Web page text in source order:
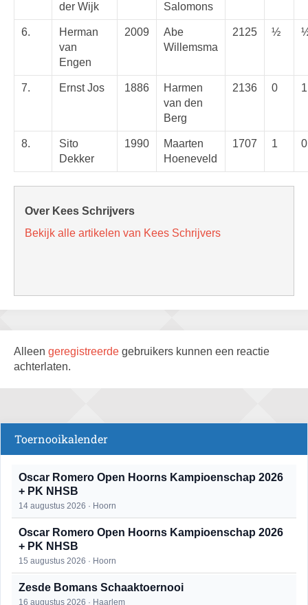
der Wijk
Salomons
6.
Herman
van
Engen
2009
Abe
Willemsma
2125 ½
7. Ernst Jos 1886
Harmen
van den
Berg
2136 0 1
8.
Sito
Dekker
1990
Maarten
Hoeneveld
1707 1 0
Over Kees Schrijvers
Bekijk alle artikelen van Kees Schrijvers
Alleen geregistreerde gebruikers kunnen een reactie
achterlaten.
Toernooikalender
Oscar Romero Open Hoorns Kampioenschap 2026
+ PK NHSB
14 augustus 2026 · Hoorn
Oscar Romero Open Hoorns Kampioenschap 2026
+ PK NHSB
15 augustus 2026 · Hoorn
Zesde Bomans Schaaktoernooi
16 augustus 2026 · Haarlem